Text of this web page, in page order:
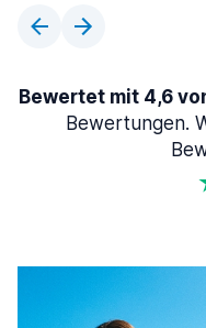
Bewertet mit 4,6
Bewertungen.